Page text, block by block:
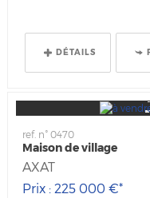
DÉTAILS
ref. n° 0470
Maison de village
AXAT
Prix : 225 000 €*